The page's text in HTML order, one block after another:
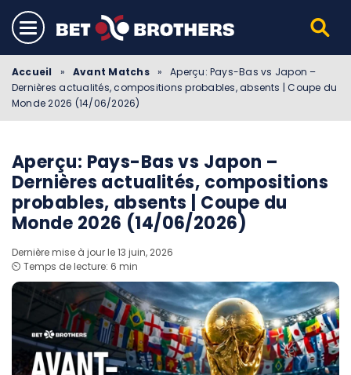
Accueil » Avant Matchs »
Aperçu: Pays-Bas vs Japon –
Dernières actualités, compositions probables, absents | Coupe du
Monde 2026 (14/06/2026)
Aperçu: Pays-Bas vs Japon –
Dernières actualités, compositions
probables, absents | Coupe du
Monde 2026 (14/06/2026)
Dernière mise à jour le 13 juin, 2026
⏲️ Temps de lecture: 6 min